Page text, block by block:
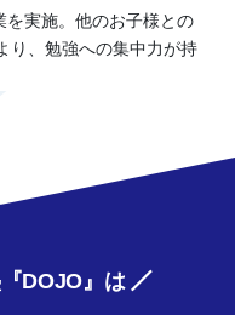
実施。他のお子様との
り、勉強への集中力が持
DOJO』は